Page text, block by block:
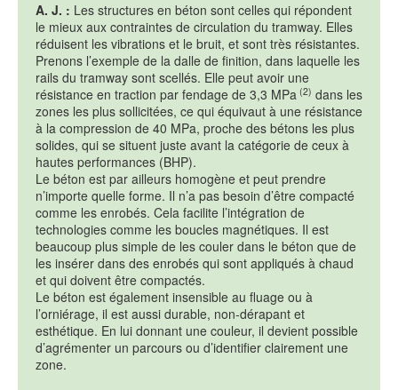
A. J. : Les structures en béton sont celles qui répondent
le mieux aux contraintes de circulation du tramway. Elles
réduisent les vibrations et le bruit, et sont très résistantes.
Prenons l’exemple de la dalle de finition, dans laquelle les
rails du tramway sont scellés. Elle peut avoir une
résistance en traction par fendage de 3,3 MPa (2) dans les
zones les plus sollicitées, ce qui équivaut à une résistance
à la compression de 40 MPa, proche des bétons les plus
solides, qui se situent juste avant la catégorie de ceux à
hautes performances (BHP).
Le béton est par ailleurs homogène et peut prendre
n’importe quelle forme. Il n’a pas besoin d’être compacté
comme les enrobés. Cela facilite l’intégration de
technologies comme les boucles magnétiques. Il est
beaucoup plus simple de les couler dans le béton que de
les insérer dans des enrobés qui sont appliqués à chaud
et qui doivent être compactés.
Le béton est également insensible au fluage ou à
l’orniérage, il est aussi durable, non-dérapant et
esthétique. En lui donnant une couleur, il devient possible
d’agrémenter un parcours ou d’identifier clairement une
zone.